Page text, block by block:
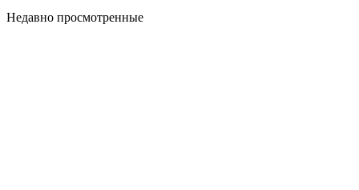
Недавно просмотренные